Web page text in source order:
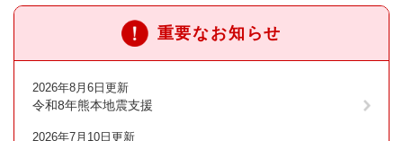
重要なお知らせ
2026年8月6日更新
令和8年熊本地震支援
2026年7月10日更新